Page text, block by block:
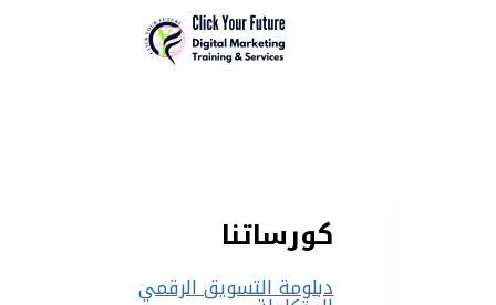
كورساتنا
دبلومة التسويق الرقمي